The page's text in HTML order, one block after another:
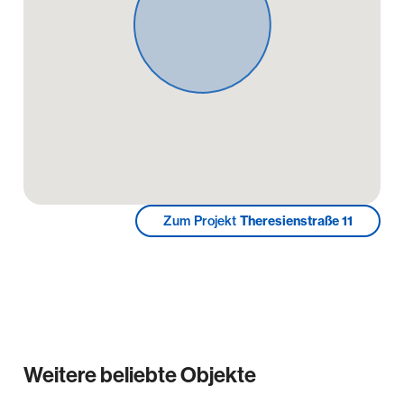
- hochwertiges Echtholzparkett & moderne Fliesen
- Fußbodenheizung
- elektrisch bedienabre Außenrollläden
- Videogegensprechanlage
Sonstiges
Bei den Innenaufnahmen handelt es sich um
haftet die Koengeter & Krekow Immobilien GmbH
Zum Projekt Theresienstraße 11
Weitere beliebte Objekte